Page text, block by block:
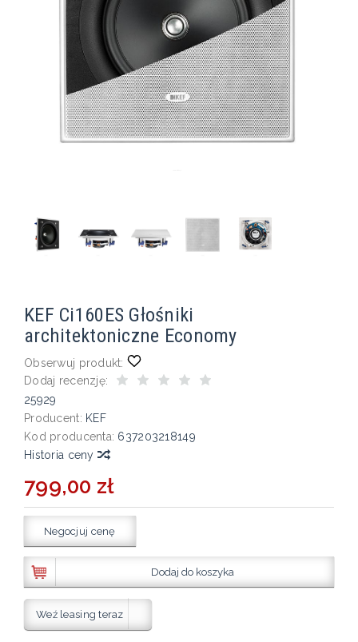
KEF Ci160ES Głośniki
architektoniczne Economy
Obserwuj produkt:
Dodaj recenzję:
25929
Producent: KEF
Kod producenta: 637203218149
Historia ceny
799,00 zł
Negocjuj cenę
Dodaj do koszyka
Weź leasing teraz